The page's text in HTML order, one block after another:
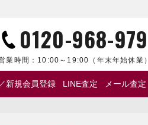
0120-968-979
業時間： 10:00～19:00 （年末年始休業）
新規会員登録 LINE査定 メール査定